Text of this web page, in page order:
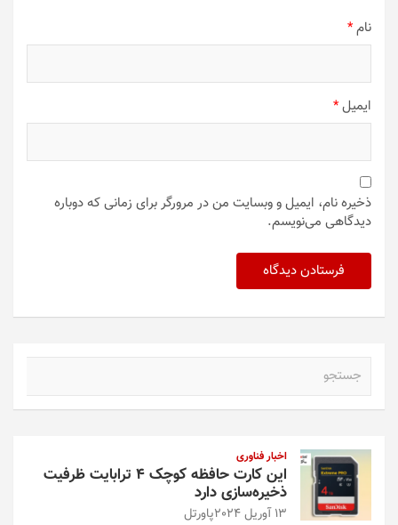
نام*
ایمیل*
ذخیره نام، ایمیل و وبسایت من در مرورگر برای زمانی که دوباره
دیدگاهی می‌نویسم.
اخبار فناوری
این کارت حافظه کوچک ۴ ترابایت ظرفیت
ذخیره‌سازی دارد
13 آوریل 2024 پاورتل